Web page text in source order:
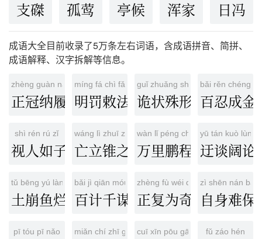
支磔 孤莺 亭候 浑家 日冯
成语大全目前收录了5万条左右词语，含成语拼音、简拼、
成语解释、汉字拆解等信息。
zhèng guàn nà lǚ
正冠纳履
míng fá chì fǎ
明罚敕法
guǐ zhuǎng shū xíng
诡状殊形
bǎi rěn chéng jīn
百忍成金
shì rén rú zǐ
视人如子
wáng lì zhuī zhī dì
亡立锥之地
wàn lǐ péng chéng
万里鹏程
yū tán kuò lùn
迂谈阔论
tǔ bēng yú làn
土崩鱼烂
bǎi jì qiān móu
百计千谋
zhèng fù wéi qí
正复为奇
zì shēn nán bǎo
自身难保
pī tóu pī nǎo miǎn chí zhī gōngcuī xīn pōu gān fǔ záo hén